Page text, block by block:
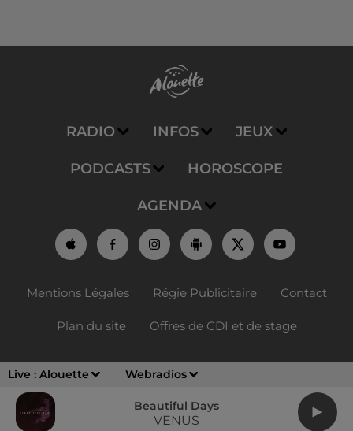
Live : Alouette Webradios
Beautiful Days
VENUS
RADIO INFOS JEUX
PODCASTS HOROSCOPE
AGENDA
Mentions Légales Régie Publicitaire Contact
Plan du site Offres de CDI et de stage